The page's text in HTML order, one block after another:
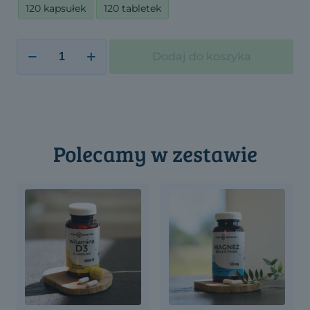
120 kapsułek 120 tabletek
Witamina
Polecamy w zestawie